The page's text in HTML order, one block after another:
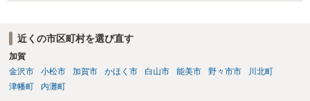
近くの市区町村を選び直す
加賀
金沢市
小松市 加賀市 かほく市 白山市 能美市 野々市市
川北町
津幡町
内灘町